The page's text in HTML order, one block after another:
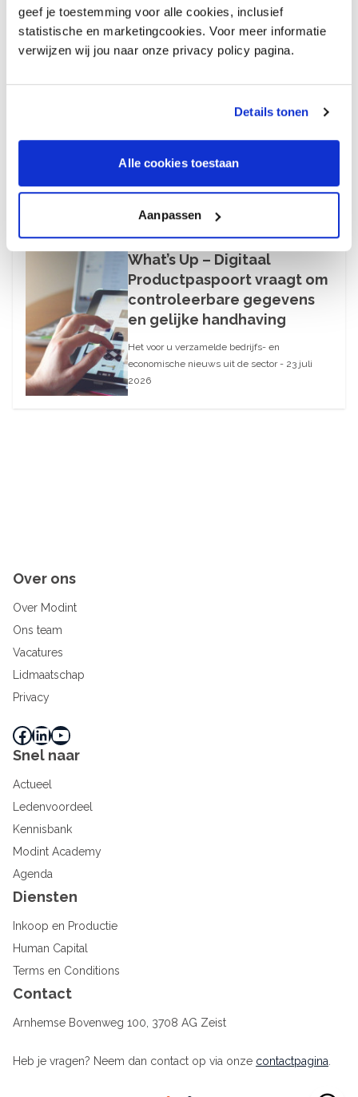
geef je toestemming voor alle cookies, inclusief
statistische en marketingcookies. Voor meer informatie
verwijzen wij jou naar onze privacy policy pagina.
Details tonen
Alle cookies toestaan
Aanpassen
Uitnodiging bijpraatsessie
28 juli 2026
juli is de werkgroep Sociale Zaken bijgepraat.
augustus en de derde ronde voor 15
What’s Up – Digitaal
Productpaspoort vraagt om
controleerbare gegevens
en gelijke handhaving
23 juli 2026
Het voor u verzamelde bedrijfs- en
economische nieuws uit de sector - 23 juli
2026
Over ons
Over Modint
Ons team
Vacatures
Lidmaatschap
Privacy
Facebook LinkedIn YouTube
Snel naar
Actueel
Ledenvoordeel
Kennisbank
Modint Academy
Agenda
Diensten
Inkoop en Productie
Human Capital
Terms en Conditions
Contact
Arnhemse Bovenweg 100, 3708 AG Zeist
Heb je vragen? Neem dan contact op via onze contactpagina